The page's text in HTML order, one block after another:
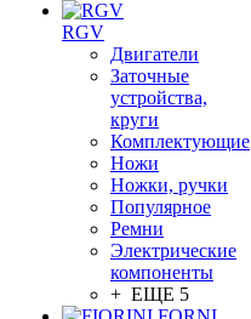
RGV
Двигатели
Заточные
устройства,
круги
Комплектующие
Ножи
Ножки, ручки
Популярное
Ремни
Электрические
компоненты
+ ЕЩЕ 5